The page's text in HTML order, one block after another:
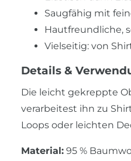
Saugfähig mit
Hautfreundliche,
Vielseitig: von
Details &
Die leicht gekreppte
verarbeitest ihn zu
Loops oder leichten
Material: 95 %